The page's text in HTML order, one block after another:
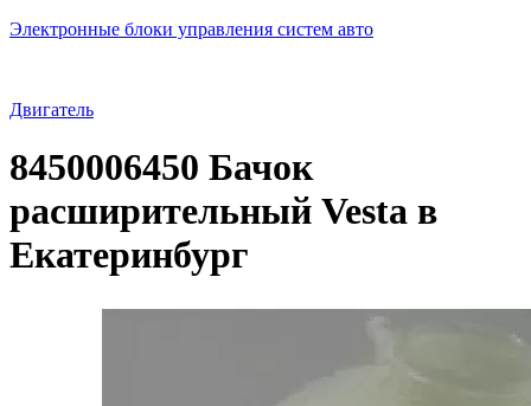
Электронные блоки управления систем авто
Двигатель
8450006450 Бачок
расширительный Vesta в
Екатеринбург